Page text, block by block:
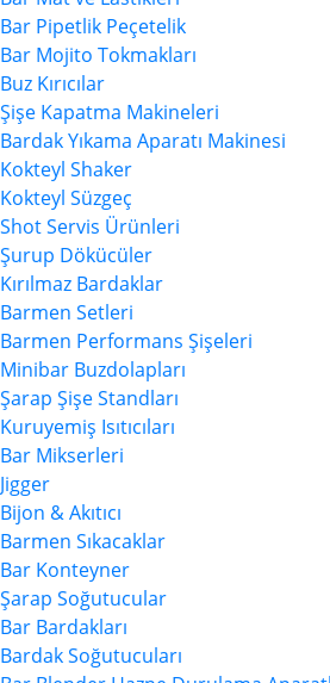
Bar Pipetlik Peçetelik
Bar Mojito Tokmakları
Buz Kırıcılar
Şişe Kapatma Makineleri
Bardak Yıkama Aparatı Makinesi
Kokteyl Shaker
Kokteyl Süzgeç
Shot Servis Ürünleri
Şurup Dökücüler
Kırılmaz Bardaklar
Barmen Setleri
Barmen Performans Şişeleri
Minibar Buzdolapları
Şarap Şişe Standları
Kuruyemiş Isıtıcıları
Bar Mikserleri
Jigger
Bijon & Akıtıcı
Barmen Sıkacaklar
Bar Konteyner
Şarap Soğutucular
Bar Bardakları
Bardak Soğutucuları